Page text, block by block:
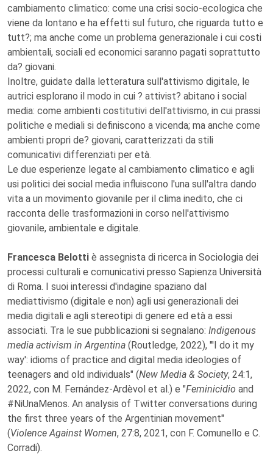
cambiamento climatico: come una crisi socio-ecologica che
viene da lontano e ha effetti sul futuro, che riguarda tutto e
tutt?; ma anche come un problema generazionale i cui costi
ambientali, sociali ed economici saranno pagati soprattutto
da? giovani.
Inoltre, guidate dalla letteratura sull'attivismo digitale, le
autrici esplorano il modo in cui ? attivist? abitano i social
media: come ambienti costitutivi dell'attivismo, in cui prassi
politiche e mediali si definiscono a vicenda; ma anche come
ambienti propri de? giovani, caratterizzati da stili
comunicativi differenziati per età.
Le due esperienze legate al cambiamento climatico e agli
usi politici dei social media influiscono l'una sull'altra dando
vita a un movimento giovanile per il clima inedito, che ci
racconta delle trasformazioni in corso nell'attivismo
giovanile, ambientale e digitale.
Francesca Belotti è assegnista di ricerca in Sociologia dei
processi culturali e comunicativi presso Sapienza Università
di Roma. I suoi interessi d'indagine spaziano dal
mediattivismo (digitale e non) agli usi generazionali dei
media digitali e agli stereotipi di genere ed età a essi
associati. Tra le sue pubblicazioni si segnalano: Indigenous
media activism in Argentina (Routledge, 2022), "'I do it my
way': idioms of practice and digital media ideologies of
teenagers and old individuals" (New Media & Society, 24:1,
2022, con M. Fernández-Ardèvol et al.) e "Feminicidio and
#NiUnaMenos. An analysis of Twitter conversations during
the first three years of the Argentinian movement"
(Violence Against Women, 27:8, 2021, con F. Comunello e C.
Corradi).